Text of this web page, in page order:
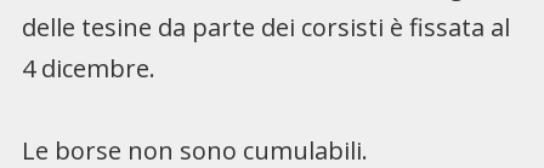
delle tesine da parte dei corsisti è fissata al
4 dicembre.
Le borse non sono cumulabili.